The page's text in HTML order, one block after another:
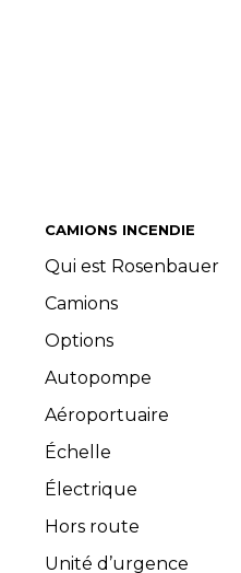
CAMIONS INCENDIE
Qui est Rosenbauer
Camions
Options
Autopompe
Aéroportuaire
Échelle
Électrique
Hors route
Unité d’urgence